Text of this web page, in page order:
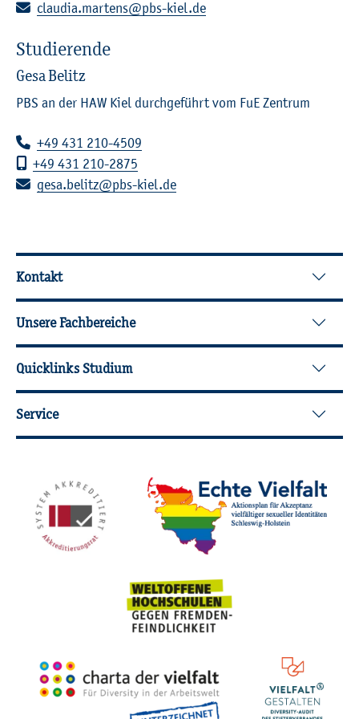
E-Mail:
clau­dia.​martens@​pbs-​kiel.​de
Stu­die­ren­de
Gesa Be­litz
PBS an der HAW Kiel durch­ge­führt vom FuE Zen­trum
Te­le­fon:
+49 431 210-4509
Mo­bil­te­le­fon:
+49 431 210-2875
E-Mail:
gesa.​belitz@​pbs-​kiel.​de
Wei­ter­füh­ren­de In­for­ma­tio­nen
Kontakt
Unsere Fachbereiche
Quicklinks Studium
Service
Mit­glied­schaf­ten,